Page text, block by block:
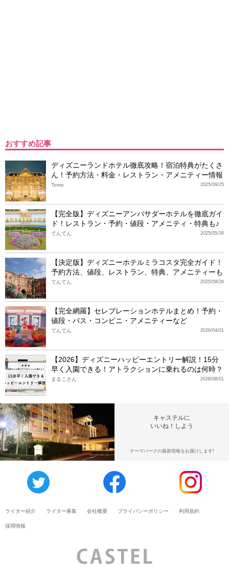
おすすめ記事
ディズニーランドホテル徹底攻略！宿泊特典がたくさ
ん！予約方法・料金・レストラン・アメニティー情報
2025/09/25
Tomo
【完全版】ディズニーアンバサダーホテルを徹底ガイ
ド！レストラン・予約・値段・アメニティ・特典も♪
2025/05/26
てんてん
【決定版】ディズニーホテルミラコスタ完全ガイド！
予約方法、値段、レストラン、特典、アメニティーも
2025/09/26
てんてん
【完全網羅】セレブレーションホテルまとめ！予約・
値段・バス・コンビニ・アメニティーなど
2026/04/01
てんてん
【2026】ディズニーハッピーエントリー解説！15分
早く入園できる！アトラクションに乗れるのは何時？
2026/08/01
まるこさん
キャステルに
いいね！しよう
テーマパークの最新情報をお届けします!
ライター紹介 ライター募集 会社概要 プライバシーポリシー 利用規約
採用情報